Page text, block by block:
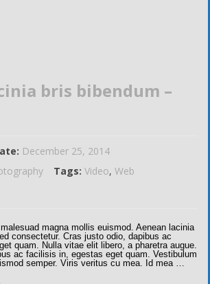
bris bibendum –
December 25, 2014
Tags: Video, Web
magna mollis euismod. Aenean lacinia
consectetur. Cras justo odio, dapibus ac
quam. Nulla vitae elit libero, a pharetra augue.
ac facilisis in, egestas eget quam. Vestibulum
semper. Viris veritus cu mea. Id mea …